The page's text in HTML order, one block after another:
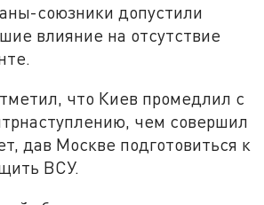
союзники допустили
влияние на отсутствие
что Киев промедлил с
чем совершил
дав Москве подготовиться к
ВСУ.